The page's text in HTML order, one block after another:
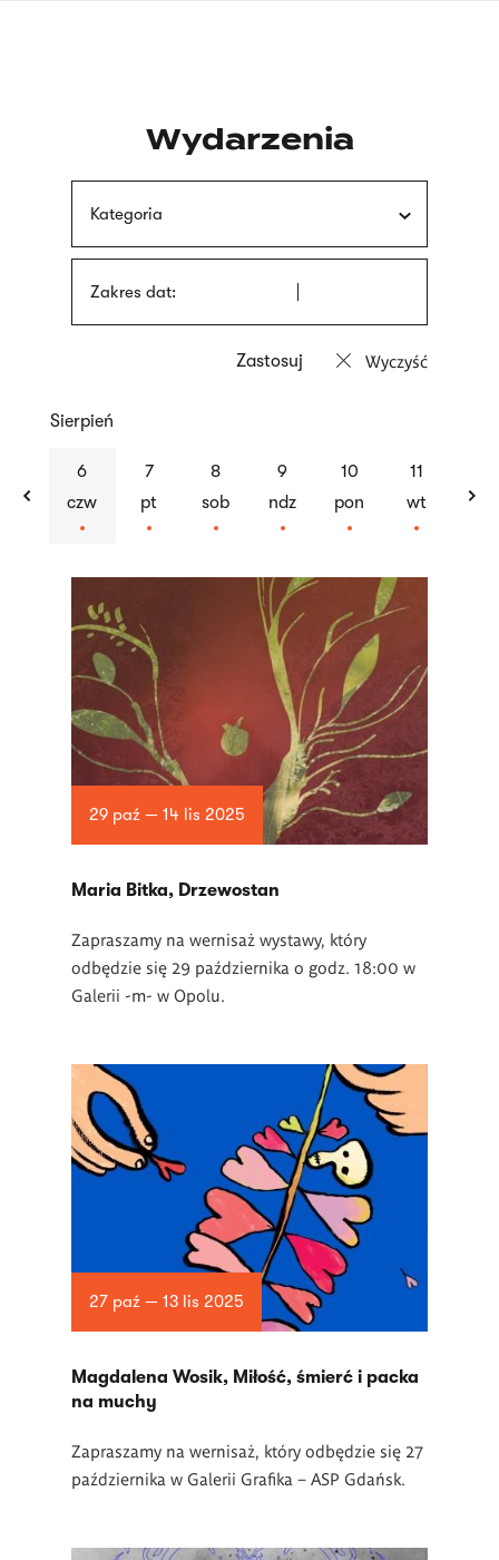
Wydarzenia
Kategoria
Zakres dat:
Wyczyść
previous
Sierpień
6
czw
7
pt
8
sob
9
ndz
10
pon
11
wt
artykułów
29 paź — 14 lis 2025
Maria Bitka, Drzewostan
Zapraszamy na wernisaż wystawy, który
odbędzie się 29 października o godz. 18:00 w
Galerii -m- w Opolu.
27 paź — 13 lis 2025
Magdalena Wosik, Miłość, śmierć i packa
na muchy
Zapraszamy na wernisaż, który odbędzie się 27
października w Galerii Grafika – ASP Gdańsk.